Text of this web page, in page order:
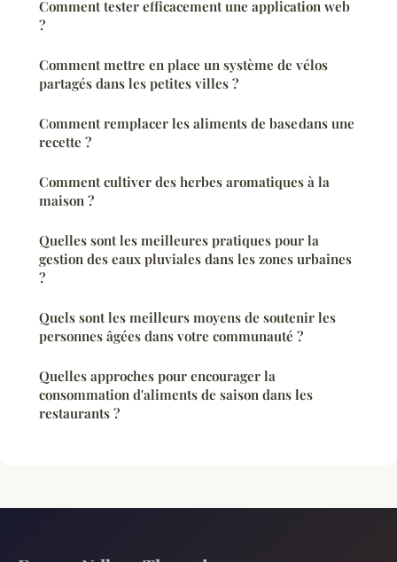
Comment tester efficacement une application web
?
Comment mettre en place un système de vélos
partagés dans les petites villes ?
Comment remplacer les aliments de base dans une
recette ?
Comment cultiver des herbes aromatiques à la
maison ?
Quelles sont les meilleures pratiques pour la
gestion des eaux pluviales dans les zones urbaines
?
Quels sont les meilleurs moyens de soutenir les
personnes âgées dans votre communauté ?
Quelles approches pour encourager la
consommation d'aliments de saison dans les
restaurants ?